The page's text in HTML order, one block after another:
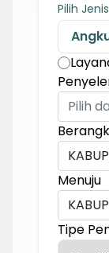
Pilih
Pilih
Menuju
Tipe